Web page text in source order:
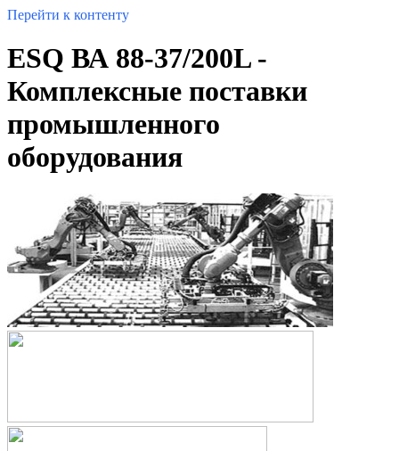
Перейти к контенту
ESQ ВА 88-37/200L -
Комплексные поставки
промышленного
оборудования